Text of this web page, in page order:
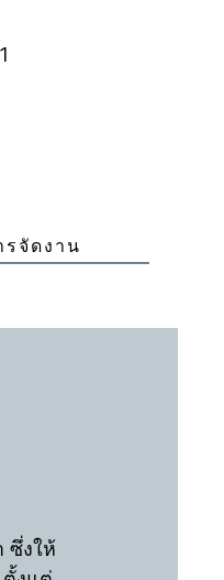
จัดงาน
ซึ่งให้